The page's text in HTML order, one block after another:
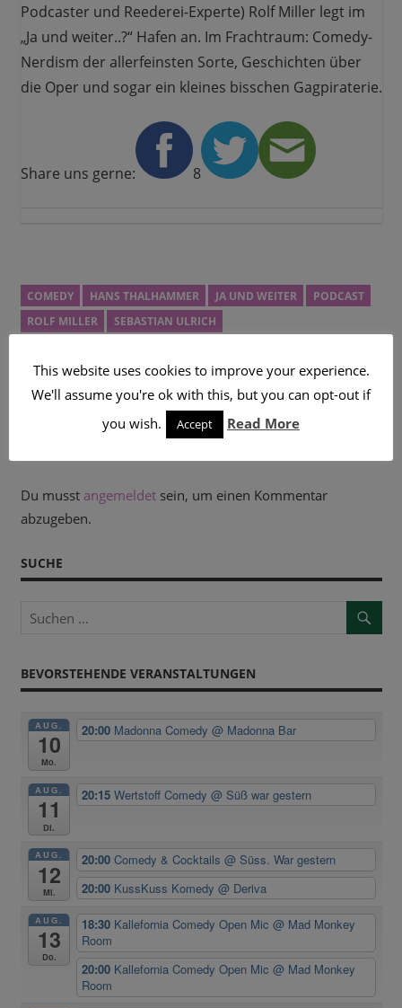
Podcaster und Reederei-Experte) Rolf Miller legt im
„Ja und weiter..?“ Hafen an. Im Frachtraum: Comedy-
Nerdism der allerfeinsten Sorte, Geschichten über
die Oper und sogar ein kleines bisschen Gagpiraterie.
Share uns gerne: 8
COMEDY HANS THALHAMMER JA UND WEITER
PODCAST
ROLF MILLER
SEBASTIAN ULRICH
Beitragsnavigation
Vorheriger
Beitrag:
VMP TRAILER
Nächster
Beitrag:
JA UND WEITER #5 – „HAZEL BRUGGER“
KOMMENTAR HINTERLASSEN
Du musst angemeldetsein, um einen Kommentar
abzugeben.
SUCHE
BEVORSTEHENDE VERANSTALTUNGEN
AUG.
10
Mo.
20:00 Madonna Comedy@ Madonna Bar
AUG.
11
Di.
20:15Wertstoff Comedy@ Süß war gestern
AUG.
12
Mi.
20:00Comedy & Cocktails@ Süss. War gestern
20:00 KussKuss Komedy@ Deriva
AUG.
13
Do.
18:30 Kallefornia Comedy Open Mic@ Mad Monkey
Room
20:00 Kallefornia Comedy Open Mic@ Mad Monkey
Room
This website uses cookies to improve your experience.
We'll assume you're ok with this, but you can opt-out if
you wish.
Accept Read More